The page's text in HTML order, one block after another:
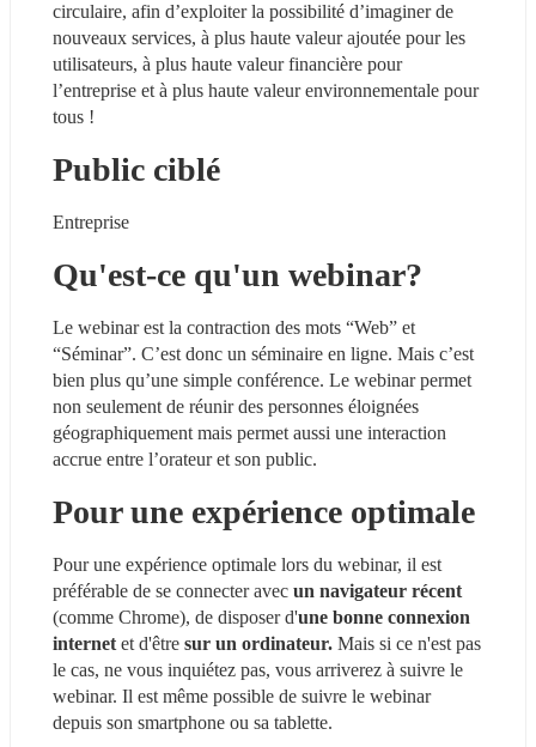
circulaire, afin d’exploiter la possibilité d’imaginer de
nouveaux services, à plus haute valeur ajoutée pour les
utilisateurs, à plus haute valeur financière pour
l’entreprise et à plus haute valeur environnementale pour
tous !
Public ciblé
Entreprise
Qu'est-ce qu'un webinar?
Le webinar est la contraction des mots “Web” et
“Séminar”. C’est donc un séminaire en ligne. Mais c’est
bien plus qu’une simple conférence. Le webinar permet
non seulement de réunir des personnes éloignées
géographiquement mais permet aussi une interaction
accrue entre l’orateur et son public.
Pour une expérience optimale
Pour une expérience optimale lors du webinar, il est
préférable de se connecter avec
(comme Chrome), de disposer d'une bonne connexion
internet et d'être sur un ordinateur. Mais si ce n'est pas
le cas, ne vous inquiétez pas, vous arriverez à suivre le
webinar. Il est même possible de suivre le webinar
depuis son smartphone ou sa tablette.